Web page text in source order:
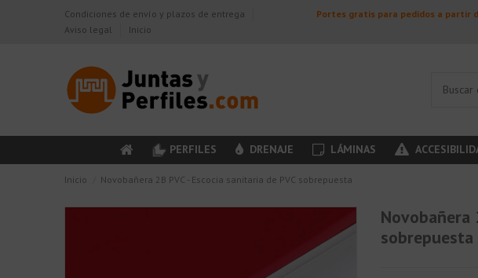
Condiciones de envío y plazos de entrega
Aviso legal
Inicio
Portes gratis para pedidos a partir
PERFILES DRENAJE LÁMINAS
Inicio Novobañera 2B PVC - Escocia sanitaria de PVC sobrepuesta
Novobañera
sobrepuesta